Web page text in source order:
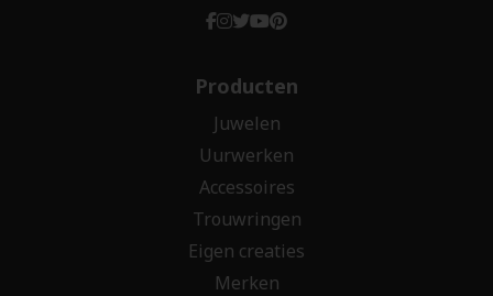
Producten
Juwelen
Uurwerken
Accessoires
Trouwringen
Eigen creaties
Merken